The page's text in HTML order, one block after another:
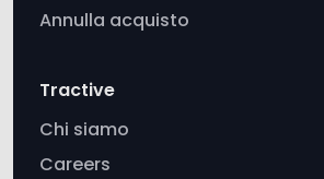
Chi siamo
Programma di affiliazione
Stampa
Newsletter